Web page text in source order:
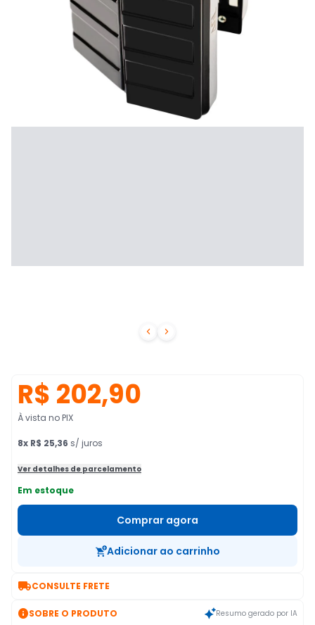
 
R$ 202,90
À vista no PIX
8x R$ 25,36 s/ juros
Ver detalhes de parcelamento
Em estoque
Comprar agora
Adicionar ao carrinho
CONSULTE FRETE
SOBRE O PRODUTO Resumo gerado por IA